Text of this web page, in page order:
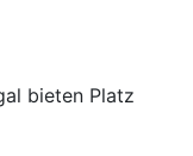
bieten Platz